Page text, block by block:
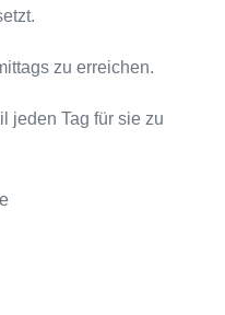
zu erreichen.
jeden Tag für sie zu